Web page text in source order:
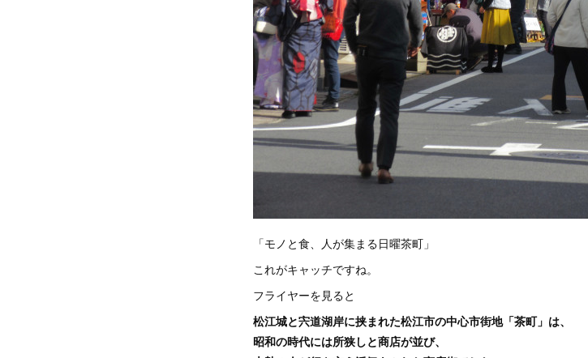
「モノと食、人が集まる日曜茶町」
これがキャッチですね。
フライヤーを見ると
松江城と宍道湖岸に挟まれた松江市の中心市街地「茶町」は、
昭和の時代には所狭しと商店が並び、